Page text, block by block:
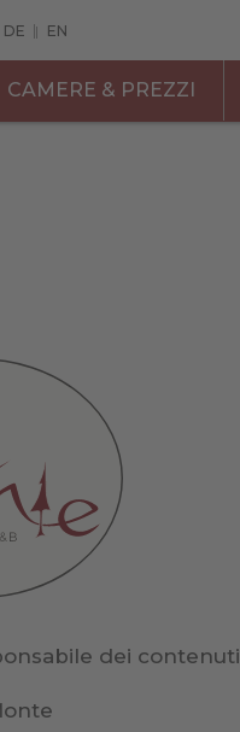
DE | EN
CAMERE & PREZZI
dei contenuti